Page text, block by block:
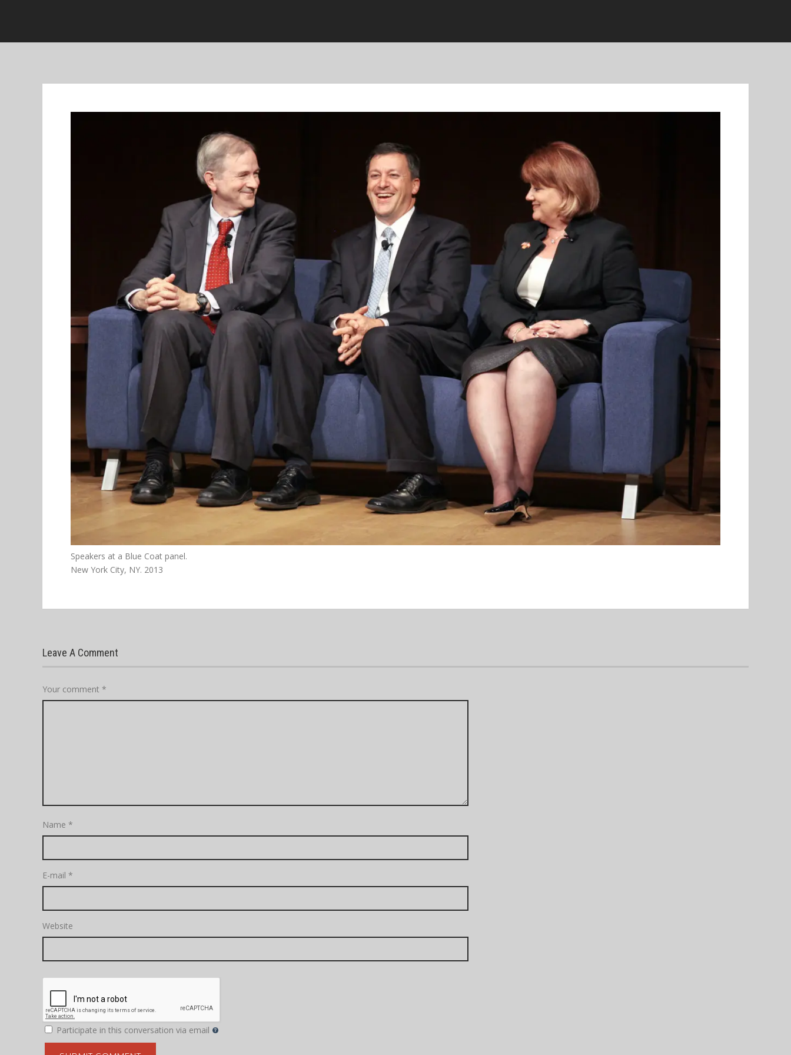
Speakers at a Blue Coat panel.
New York City, NY. 2013
Leave A Comment
Your comment *
Name *
E-mail *
Website
Participate in this conversation via email